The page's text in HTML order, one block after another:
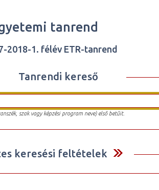
tanrend
2018-1. félév ETR-tanrend
Tanrendi kereső
szak vagy képzési program neve) első betűit.
keresési feltételek